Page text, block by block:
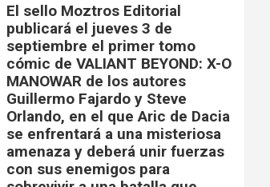
El sello Moztros Editorial
publicará el jueves 3 de
septiembre el primer tomo
cómic de VALIANT BEYOND: X-O
MANOWAR de los autores
Guillermo Fajardo y Steve
Orlando, en el que Aric de Dacia
se enfrentará a una misteriosa
amenaza y deberá unir fuerzas
con sus enemigos para